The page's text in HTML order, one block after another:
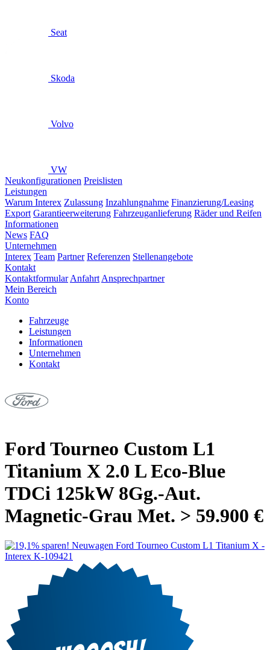
Seat
Skoda
Volvo
VW
Neukonfigurationen Preislisten
Leistungen
Warum Interex Zulassung Inzahlungnahme Finanzierung/Leasing
Export Garantieerweiterung Fahrzeuganlieferung Räder und Reifen
Informationen
News FAQ
Unternehmen
Interex Team Partner Referenzen Stellenangebote
Kontakt
Kontaktformular Anfahrt Ansprechpartner
Mein Bereich
Konto
Fahrzeuge
Leistungen
Informationen
Unternehmen
Kontakt
Ford Tourneo Custom L1
Titanium X 2.0 L Eco-Blue
TDCi 125kW 8Gg.-Aut.
Magnetic-Grau Met. > 59.900 €